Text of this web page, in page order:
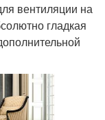
вентиляции на
гладкая